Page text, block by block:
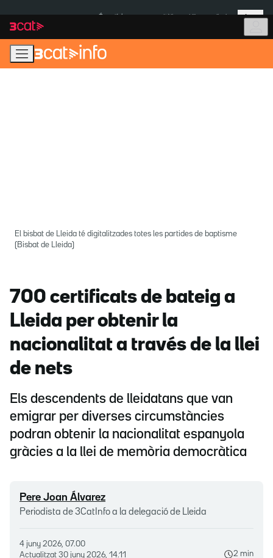
navegació
principal
contingut
Més
El bisbat de Lleida té digitalitzades totes les partides de baptisme
(Bisbat de Lleida)
700 certificats de bateig a
Lleida per obtenir la
nacionalitat a través de la llei
de nets
Els descendents de lleidatans que van
emigrar per diverses circumstàncies
podran obtenir la nacionalitat espanyola
gràcies a la llei de memòria democràtica
Pere Joan Álvarez
Periodista de 3CatInfo a la delegació de Lleida
4 juny 2026, 07.00
Actualitzat 30 juny 2026, 14.11 2 min